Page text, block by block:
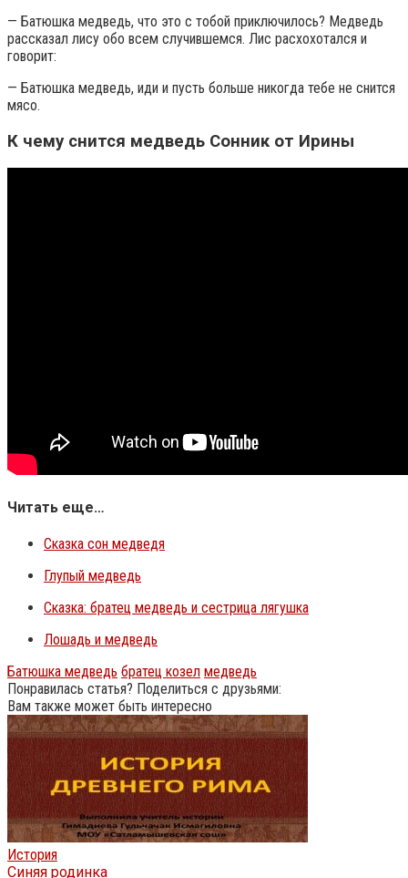
— Батюшка медведь, что это с тобой приключилось? Медведь
рассказал лису обо всем случившемся. Лис расхохотался и
говорит:
— Батюшка медведь, иди и пусть больше никогда тебе не снится
мясо.
К чему снится медведь Сонник от Ирины
Читать еще…
Сказка сон медведя
Глупый медведь
Сказка: братец медведь и сестрица лягушка
Лошадь и медведь
Батюшка медведь братец козел медведь
Понравилась статья? Поделиться с друзьями:
Вам также может быть интересно
История
Синяя родинка